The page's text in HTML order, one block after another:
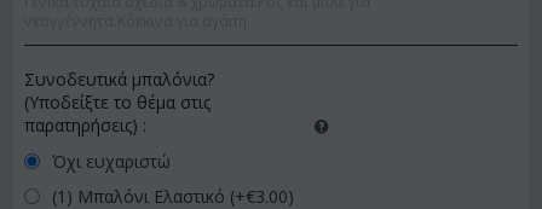
Συνοδευτικά μπαλόνια?
(Υποδείξτε το θέμα στις
παρατηρήσεις) :
Όχι ευχαριστώ
(1) Μπαλόνι Ελαστικό (+€3.00)